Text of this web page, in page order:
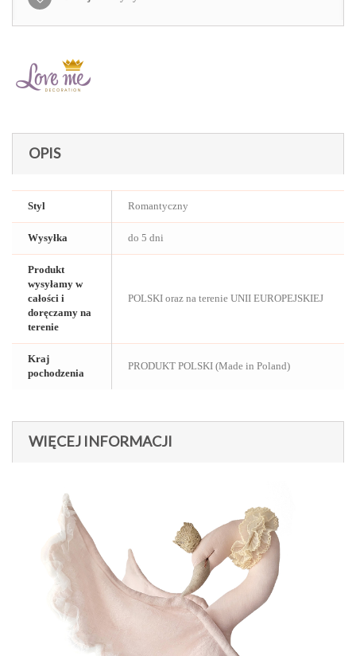
OPIS
Styl Romantyczny
Wysyłka do 5 dni
Produkt
wysyłamy w
całości i
doręczamy na
terenie
POLSKI oraz na terenie UNII EUROPEJSKIEJ
Kraj
pochodzenia
PRODUKT POLSKI (Made in Poland)
WIĘCEJ INFORMACJI